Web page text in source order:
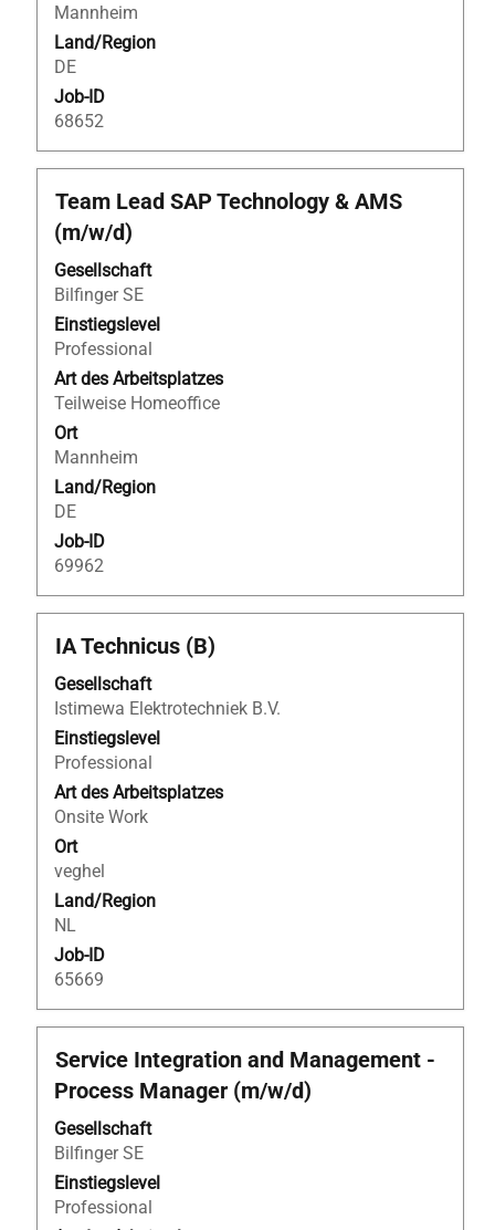
Mannheim
Land/Region
DE
Job-ID
68652
Stellenbezeichnung
Team Lead SAP Technology & AMS
(m/w/d)
Gesellschaft
Bilfinger SE
Einstiegslevel
Professional
Art des Arbeitsplatzes
Teilweise Homeoffice
Ort
Mannheim
Land/Region
DE
Job-ID
69962
Drücken
Sie
die
Leertaste,
um
die
Stelleninformationen
vollständig
anzuzeigen.
Stellenbezeichnung
IA Technicus (B)
Gesellschaft
Istimewa Elektrotechniek B.V.
Einstiegslevel
Professional
Art des Arbeitsplatzes
Onsite Work
Ort
veghel
Land/Region
NL
Job-ID
65669
Drücken
die
Leertaste,
um
die
Stelleninformationen
vollständig
anzuzeigen.
Stellenbezeichnung
Service Integration and Management -
Process Manager (m/w/d)
Gesellschaft
Bilfinger SE
Einstiegslevel
Professional
Drücken
Sie
die
Leertaste,
um
die
Stelleninformationen
vollständig